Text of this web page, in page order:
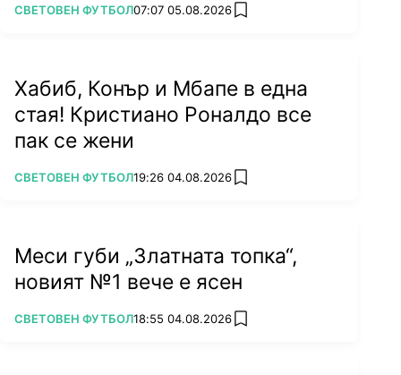
ПОВЕЧЕ ОТ
СВЕТОВЕН ФУТБОЛ07:07 05.08.2026 add favorites
Хабиб, Конър и Мбапе в една
стая! Кристиано Роналдо все
пак се жени
ПОВЕЧЕ ОТ
СВЕТОВЕН ФУТБОЛ19:26 04.08.2026 add favorites
Меси губи „Златната топка“,
новият №1 вече е ясен
ПОВЕЧЕ ОТ
СВЕТОВЕН ФУТБОЛ18:55 04.08.2026 add favorites